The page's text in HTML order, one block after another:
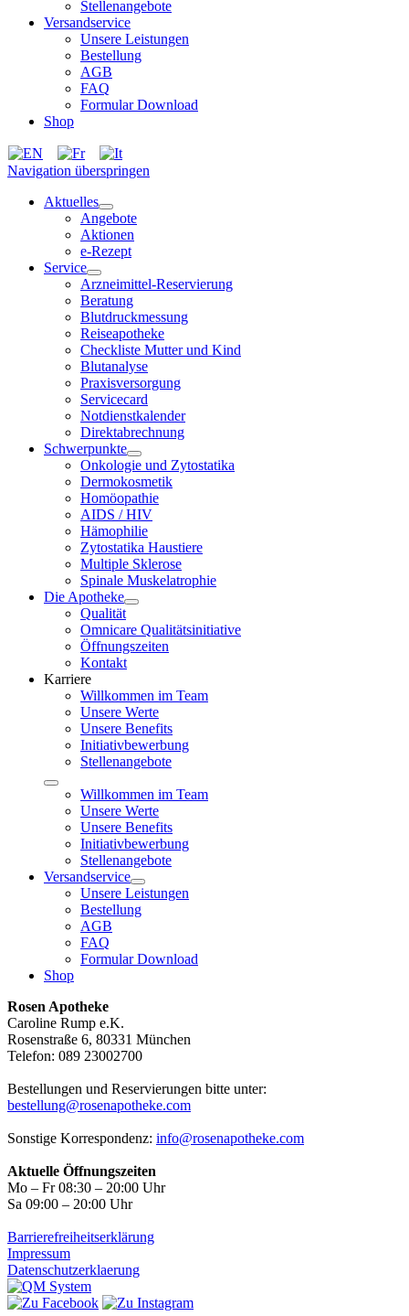
Stellenangebote
Versandservice
Unsere Leistungen
Bestellung
AGB
FAQ
Formular Download
Shop
Navigation überspringen
Aktuelles
Angebote
Aktionen
e-Rezept
Service
Arzneimittel-Reservierung
Beratung
Blutdruckmessung
Reiseapotheke
Checkliste Mutter und Kind
Blutanalyse
Praxisversorgung
Servicecard
Notdienstkalender
Direktabrechnung
Schwerpunkte
Onkologie und Zytostatika
Dermokosmetik
Homöopathie
AIDS / HIV
Hämophilie
Zytostatika Haustiere
Multiple Sklerose
Spinale Muskelatrophie
Die Apotheke
Qualität
Omnicare Qualitätsinitiative
Öffnungszeiten
Kontakt
Karriere
Willkommen im Team
Unsere Werte
Unsere Benefits
Initiativbewerbung
Stellenangebote
Willkommen im Team
Unsere Werte
Unsere Benefits
Initiativbewerbung
Stellenangebote
Versandservice
Unsere Leistungen
Bestellung
AGB
FAQ
Formular Download
Shop
Rosen Apotheke
Caroline Rump e.K.
Rosenstraße 6, 80331 München
Telefon: 089 23002700
Bestellungen und Reservierungen bitte unter:
bestellung@rosenapotheke.com
Sonstige Korrespondenz: info@rosenapotheke.com
Aktuelle Öffnungszeiten
Mo – Fr 08:30 – 20:00 Uhr
Sa 09:00 – 20:00 Uhr
Barrierefreiheitserklärung
Impressum
Datenschutzerklaerung